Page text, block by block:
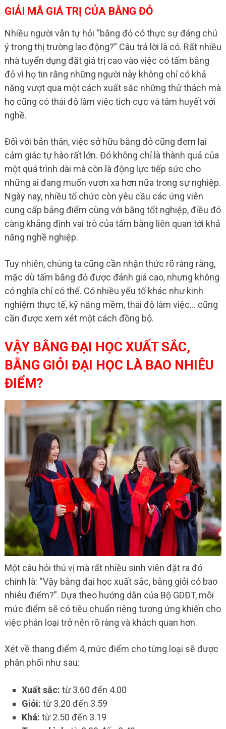
GIẢI MÃ GIÁ TRỊ CỦA BẰNG ĐỎ
Nhiều người vẫn tự hỏi “bằng đỏ có thực sự đáng chú
ý trong thị trường lao động?” Câu trả lời là có. Rất nhiều
nhà tuyển dụng đặt giá trị cao vào việc có tấm bằng
đỏ vì họ tin rằng những người này không chỉ có khả
năng vượt qua một cách xuất sắc những thử thách mà
họ cũng có thái độ làm việc tích cực và tâm huyết với
nghề.
Đối với bản thân, việc sở hữu bằng đỏ cũng đem lại
cảm giác tự hào rất lớn. Đó không chỉ là thành quả của
một quá trình dài mà còn là động lực tiếp sức cho
những ai đang muốn vươn xa hơn nữa trong sự nghiệp.
Ngày nay, nhiều tổ chức còn yêu cầu các ứng viên
cung cấp bảng điểm cùng với bằng tốt nghiệp, điều đó
càng khẳng định vai trò của tấm bằng liên quan tới khả
năng nghề nghiệp.
Tuy nhiên, chúng ta cũng cần nhận thức rõ ràng rằng,
mặc dù tấm bằng đỏ được đánh giá cao, nhưng không
có nghĩa chỉ có thế. Có nhiều yếu tố khác như kinh
nghiệm thực tế, kỹ năng mềm, thái độ làm việc… cũng
cần được xem xét một cách đồng bộ.
VẬY BẰNG ĐẠI HỌC XUẤT SẮC,
BẰNG GIỎI ĐẠI HỌC LÀ BAO NHIÊU
ĐIỂM?
Một câu hỏi thú vị mà rất nhiều sinh viên đặt ra đó
chính là: “Vậy bằng đại học xuất sắc, bằng giỏi có bao
nhiêu điểm?”. Dựa theo hướng dẫn của Bộ GDĐT, mỗi
mức điểm sẽ có tiêu chuẩn riêng tương ứng khiến cho
việc phân loại trở nên rõ ràng và khách quan hơn.
Xét về thang điểm 4, mức điểm cho từng loại sẽ được
phân phối như sau:
Xuất sắc: từ 3.60 đến 4.00
Giỏi: từ 3.20 đến 3.59
Khá: từ 2.50 đến 3.19